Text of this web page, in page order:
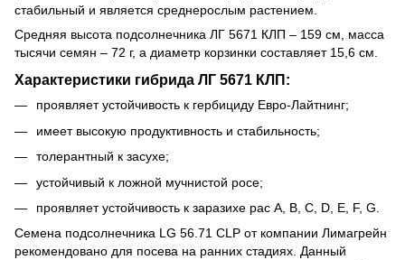
стабильный и является среднерослым растением.
Средняя высота подсолнечника ЛГ 5671 КЛП – 159 см, масса
тысячи семян – 72 г, а диаметр корзинки составляет 15,6 см.
Характеристики гибрида ЛГ 5671 КЛП:
проявляет устойчивость к гербициду Евро-Лайтнинг;
имеет высокую продуктивность и стабильность;
толерантный к засухе;
устойчивый к ложной мучнистой росе;
проявляет устойчивость к заразихе рас A, B, C, D, E, F, G.
Семена подсолнечника LG 56.71 CLP от компании Лимагрейн
рекомендовано для посева на ранних стадиях. Данный